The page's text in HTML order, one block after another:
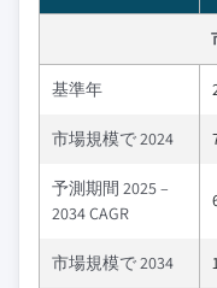
基準年
市場規模で 2024
予測期間 2025 –
2034 CAGR
市場規模で 2034